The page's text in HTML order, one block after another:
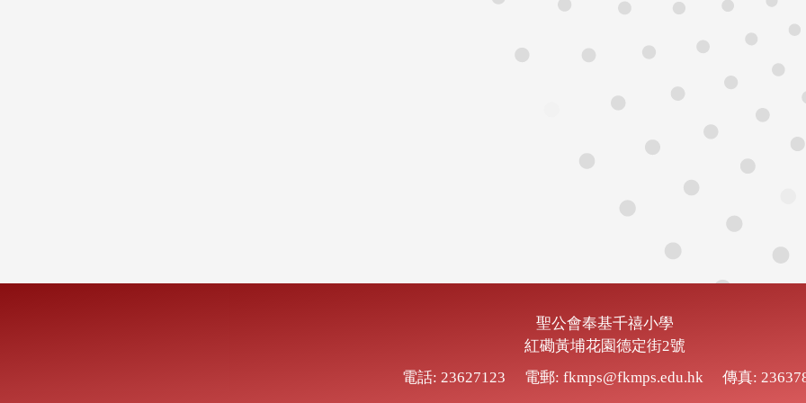
聖公會奉基千禧小學
紅磡黃埔花園德定街2號
電話: 23627123
電郵: fkmps@fkmps.edu.hk 傳真: